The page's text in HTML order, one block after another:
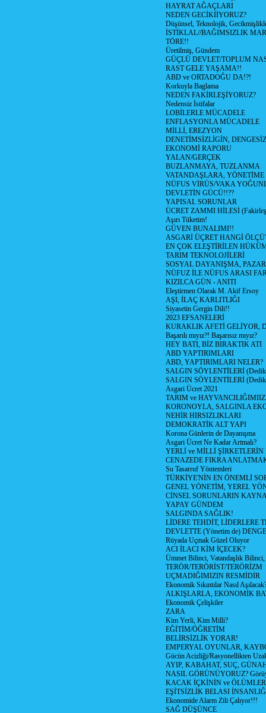
HAYRAT AĞAÇLARI
NEDEN GECİKİİYORUZ?
Düşünsel, Teknolojik,
İSTİKLAL//BAĞIMSIZLIK
TÖRE!!
Üretilmiş, Gündem
GÜÇLÜ DEVLET/TOPLUM
RAST GELE YAŞAMA!!
ABD ve ORTADOĞU DA!?!
Korkuyla Baglama
NEDEN FAKİRLEŞİYORUZ?
Nedensiz İstifalar
LOBİLERLE MÜCADELE
ENFLASYONLA MÜCADELE
MİLLİ, EREZYON
DENETİMSİZLİGİN,
EKONOMİ RAPORU
YALAN/GERÇEK
BUZLANMAYA, TUZLANMA
VATANDAŞLARA,
NÜFUS VİRÜS/VAKA
DEVLETİN GÜCÜ!!??
YAPISAL SORUNLAR
ÜCRET ZAMMI HİLESİ
Aşırı Tüketim!
GÜVEN BUNALIMI!!
ASGARİ ÜÇRET HANGİ
EN ÇOK ELEŞTİRİLEN
TARIM TEKNOLOJİLERİ
SOSYAL DAYANIŞMA,
NÜFUZ İLE NÜFUS ARASI
KIZILCA GÜN - ANITI
Eleştirmen Olarak M. Akif Ersoy
AŞI, İLAÇ KARLITLIĞI
Siyasetin Gergin Dili!!
2023 EFSANELERİ
KURAKLIK AFETİ GELİYOR,
Başarılı mıyız?! Başarısız mıyız?
HEY BATI, BİZ BIRAKTIK ATI
ABD YAPTIRIMLARI
ABD, YAPTIRIMLARI NELER?
SALGIN SÖYLENTİLERİ
SALGIN SÖYLENTİLERİ
Asgari Ücret 2021
TARIM ve
KORONOYLA, SALGINLA
NEHİR HIRSIZLIKLARI
DEMOKRATİK ALT YAPI
Korona Günlerin de Dayanışma
Asgari Ücret Ne Kadar Artmalı?
YERLİ ve MİLLİ
CENAZEDE FIKRA
Su Tasarruf Yöntemleri
TÜRKİYE'NİN EN ÖNEMLİ
GENEL YÖNETİM, YEREL
CİNSEL SORUNLARIN
YAPAY GÜNDEM
SALGINDA SAĞLIK!
LİDERE TEHDİT, LİDERLERE
DEVLETTE (Yönetim de)
Rüyada Uçmak Güzel Oluyor
ACI İLACI KİM İÇECEK?
Ümmet Bilinci, Vatandaşlık
TERÖR/TERÖRİST/TERÖRİZM
UÇMADIĞIMIZIN RESMİDİR
Ekonomik Sıkıntılar Nasıl
ALKIŞLARLA, EKONOMİK
Ekonomik Çelişkiler
ZARA
Kim Yerli, Kim Milli?
EĞİTİM/ÖĞRETİM
BELİRSİZLİK YORAR!
EMPERYAL OYUNLAR,
Gücün Acizliği/Rasyonellikten
AYIP, KABAHAT, SUÇ,
NASIL GÖRÜNÜYORUZ?
KACAK İÇKİNİN ve
EŞİTSİZLİK BELASI
Ekonomide Alarm Zili Çalıyor!!!
SAĞ DÜŞÜNCE